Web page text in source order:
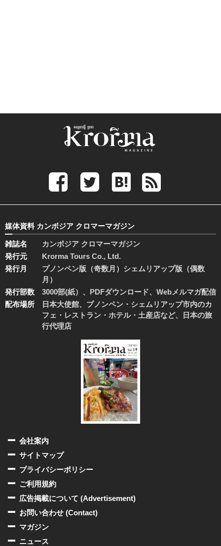
媒体資料 カンボジア クロマーマガジン
雑誌名
カンボジア クロマーマガジン
発行元
Krorma Tours Co., Ltd.
発行月
プノンペン版（奇数月）シェムリアップ版（偶数
月）
発行部数
3000部(紙）、PDFダウンロード、Webメルマガ配信
配布場所
日本大使館、プノンペン・シェムリアップ市内のカ
フェ・レストラン・ホテル・土産店など、日本の旅
行代理店
会社案内
サイトマップ
プライバシーポリシー
ご利用規約
広告掲載について (Advertisement)
お問い合わせ (Contact)
マガジン
ニュース